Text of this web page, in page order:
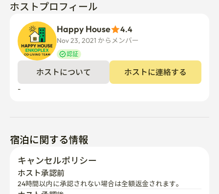
ホストプロフィール
Happy House 4.4
Nov 23, 2021 からメンバー
認証
ホストについて ホストに連絡する
-
宿泊に関する情報
キャンセルポリシー
ホスト承認前
24時間以内に承認されない場合は全額返金されます。